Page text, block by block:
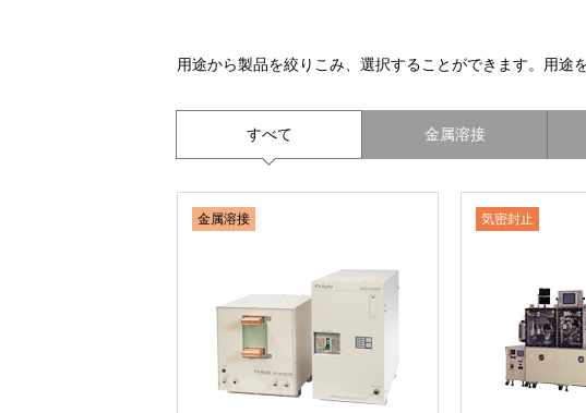
用途から製品を絞りこみ、選択することができます。用途
すべて 金属溶接
金属溶接 気密封止